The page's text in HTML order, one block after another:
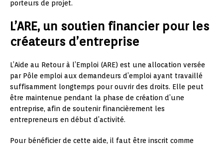
porteurs de projet.
L’ARE, un soutien financier pour les
créateurs d’entreprise
L’Aide au Retour à l’Emploi (ARE) est une allocation versée
par Pôle emploi aux demandeurs d’emploi ayant travaillé
suffisamment longtemps pour ouvrir des droits. Elle peut
être maintenue pendant la phase de création d’une
entreprise, afin de soutenir financièrement les
entrepreneurs en début d’activité.
Pour bénéficier de cette aide, il faut être inscrit comme